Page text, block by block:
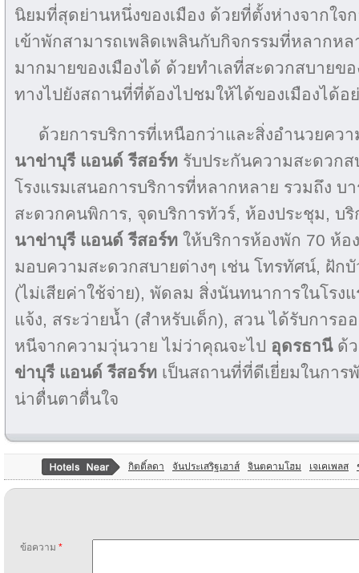
นิยมที่สุดย่านหนึ่งของเมือง ด้วยที่ตั้งห่างจากใจก
เข้าพักสามารถเพลิดเพลินกับกิจกรรมที่หลากหล
มากมายของเมืองได้ ด้วยทำเลที่สะดวกสบายข
ทางไปยังสถานที่ที่ต้องไปชมให้ได้ของเมืองได้อ
ด้วยการบริการที่เหนือกว่าและสิ่งอำนวยคว
นาข่าบุรี แอนด์ รีสอร์ท รับประกันความสะดวกส
โรงแรมเสนอการบริการที่หลากหลาย รวมถึง บ
สะดวกคนพิการ, จุดบริการทัวร์, ห้องประชุม, บ
นาข่าบุรี แอนด์ รีสอร์ท ให้บริการห้องพัก 70 ห้อ
มอบความสะดวกสบายต่างๆ เช่น โทรทัศน์, ฝัก
(ไม่เสียค่าใช้จ่าย), พัดลม สิ่งนันทนาการในโรง
แจ้ง, สระว่ายน้ำ (สำหรับเด็ก), สวน ได้รับการ
หนีจากความวุ่นวาย ไม่ว่าคุณจะไป อุดรธานีด้ว
ข่าบุรี แอนด์ รีสอร์ท เป็นสถานที่ที่ดีเยี่ยมในกา
น่าตื่นตาตื่นใจ
กิตติ์ลดา จันประเสริฐเฮาส์ จินตคามโฮม เจเคเพลส
ข้อความ *